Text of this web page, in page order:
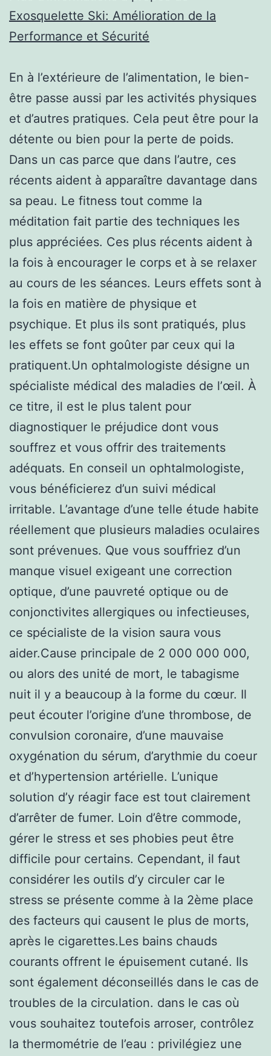
Exosquelette Ski: Amélioration de la
Performance et Sécurité
En à l’extérieure de l’alimentation, le bien-
être passe aussi par les activités physiques
et d’autres pratiques. Cela peut être pour la
détente ou bien pour la perte de poids.
Dans un cas parce que dans l’autre, ces
récents aident à apparaître davantage dans
sa peau. Le fitness tout comme la
méditation fait partie des techniques les
plus appréciées. Ces plus récents aident à
la fois à encourager le corps et à se relaxer
au cours de les séances. Leurs effets sont à
la fois en matière de physique et
psychique. Et plus ils sont pratiqués, plus
les effets se font goûter par ceux qui la
pratiquent.Un ophtalmologiste désigne un
spécialiste médical des maladies de l’œil. À
ce titre, il est le plus talent pour
diagnostiquer le préjudice dont vous
souffrez et vous offrir des traitements
adéquats. En conseil un ophtalmologiste,
vous bénéficierez d’un suivi médical
irritable. L’avantage d’une telle étude habite
réellement que plusieurs maladies oculaires
sont prévenues. Que vous souffriez d’un
manque visuel exigeant une correction
optique, d’une pauvreté optique ou de
conjonctivites allergiques ou infectieuses,
ce spécialiste de la vision saura vous
aider.Cause principale de 2 000 000 000,
ou alors des unité de mort, le tabagisme
nuit il y a beaucoup à la forme du cœur. Il
peut écouter l’origine d’une thrombose, de
convulsion coronaire, d’une mauvaise
oxygénation du sérum, d’arythmie du coeur
et d’hypertension artérielle. L’unique
solution d’y réagir face est tout clairement
d’arrêter de fumer. Loin d’être commode,
gérer le stress et ses phobies peut être
difficile pour certains. Cependant, il faut
considérer les outils d’y circuler car le
stress se présente comme à la 2ème place
des facteurs qui causent le plus de morts,
après le cigarettes.Les bains chauds
courants offrent le épuisement cutané. Ils
sont également déconseillés dans le cas de
troubles de la circulation. dans le cas où
vous souhaitez toutefois arroser, contrôlez
la thermométrie de l’eau : privilégiez une